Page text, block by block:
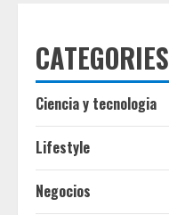
CATEGORIES
Ciencia y tecnologia
Lifestyle
Negocios